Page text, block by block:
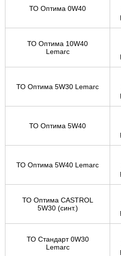
ТО Оптима 0W40
ТО Оптима 10W40
Lemarc
ТО Оптима 5W30 Lemarc
ТО Оптима 5W40
ТО Оптима 5W40 Lemarc
ТО Оптима CASTROL
5W30 (синт.)
ТО Стандарт 0W30
Lemarc